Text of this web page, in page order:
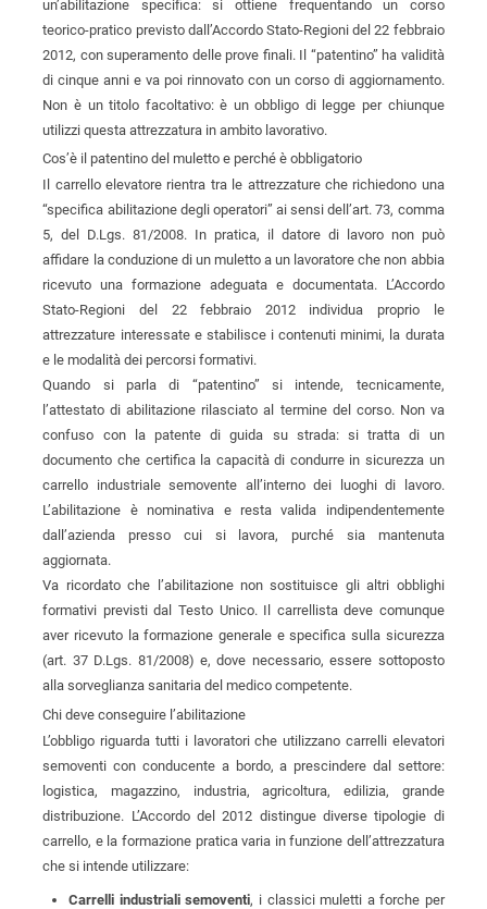
un’abilitazione specifica: si ottiene frequentando un corso
teorico-pratico previsto dall’Accordo Stato-Regioni del 22 febbraio
2012, con superamento delle prove finali. Il “patentino” ha validità
di cinque anni e va poi rinnovato con un corso di aggiornamento.
Non è un titolo facoltativo: è un obbligo di legge per chiunque
utilizzi questa attrezzatura in ambito lavorativo.
Cos’è il patentino del muletto e perché è obbligatorio
Il carrello elevatore rientra tra le attrezzature che richiedono una
“specifica abilitazione degli operatori” ai sensi dell’art. 73, comma
5, del D.Lgs. 81/2008. In pratica, il datore di lavoro non può
affidare la conduzione di un muletto a un lavoratore che non abbia
ricevuto una formazione adeguata e documentata. L’Accordo
Stato-Regioni del 22 febbraio 2012 individua proprio le
attrezzature interessate e stabilisce i contenuti minimi, la durata
e le modalità dei percorsi formativi.
Quando si parla di “patentino” si intende, tecnicamente,
l’attestato di abilitazione rilasciato al termine del corso. Non va
confuso con la patente di guida su strada: si tratta di un
documento che certifica la capacità di condurre in sicurezza un
carrello industriale semovente all’interno dei luoghi di lavoro.
L’abilitazione è nominativa e resta valida indipendentemente
dall’azienda presso cui si lavora, purché sia mantenuta
aggiornata.
Va ricordato che l’abilitazione non sostituisce gli altri obblighi
formativi previsti dal Testo Unico. Il carrellista deve comunque
aver ricevuto la formazione generale e specifica sulla sicurezza
(art. 37 D.Lgs. 81/2008) e, dove necessario, essere sottoposto
alla sorveglianza sanitaria del medico competente.
Chi deve conseguire l’abilitazione
L’obbligo riguarda tutti i lavoratori che utilizzano carrelli elevatori
semoventi con conducente a bordo, a prescindere dal settore:
logistica, magazzino, industria, agricoltura, edilizia, grande
distribuzione. L’Accordo del 2012 distingue diverse tipologie di
carrello, e la formazione pratica varia in funzione dell’attrezzatura
che si intende utilizzare:
Carrelli industriali semoventi, i classici muletti a forche per